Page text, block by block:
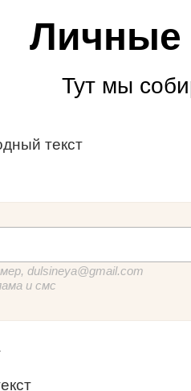
Личные
Тут мы
текст
dulsineya@gmail.com
и смс